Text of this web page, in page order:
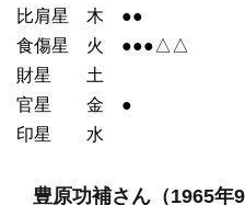
比肩星 木 ●●
食傷星 火 ●●●△△
財星 土
官星 金 ●
印星 水
豊原功補さん（1965年